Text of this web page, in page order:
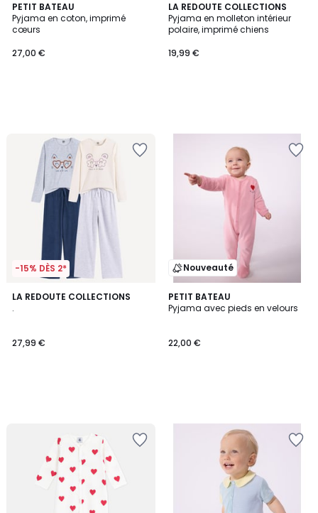
PETIT BATEAU
Pyjama en coton, imprimé
cœurs
27,00 €
LA REDOUTE COLLECTIONS
Pyjama en molleton intérieur
polaire, imprimé chiens
19,99 €
-15% DÈS 2*
LA REDOUTE COLLECTIONS
.
27,99 €
Nouveauté
PETIT BATEAU
Pyjama avec pieds en velours
22,00 €